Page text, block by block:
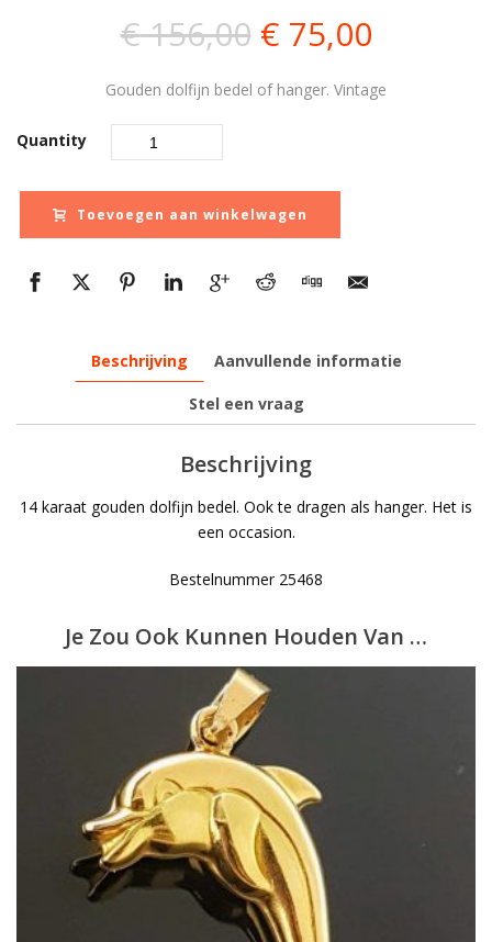
€156,00
prijs
€ 75,00Huidige
prijs
Gouden dolfijn bedel of hanger. Vintage
Quantity
Toevoegen aan winkelwagen
Beschrijving Aanvullende informatie
Stel een vraag
Beschrijving
14 karaat gouden dolfijn bedel. Ook te dragen als hanger. Het is
een occasion.
Bestelnummer 25468
Je Zou Ook Kunnen Houden Van …